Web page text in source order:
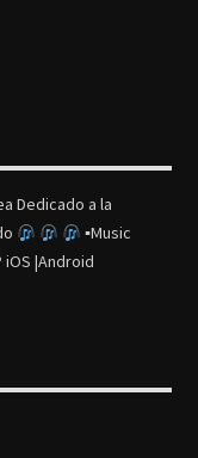
Dedicado a la
▪Music
iOS |Android